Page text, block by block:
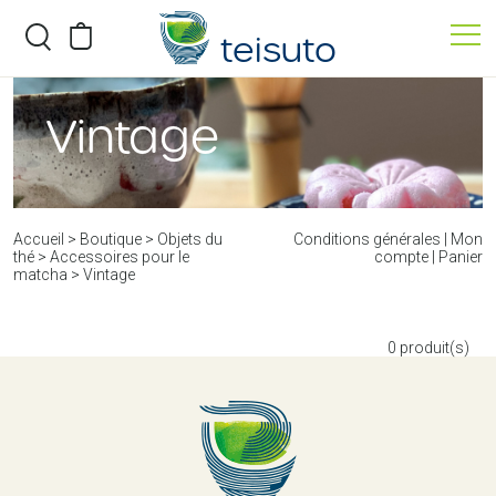
teisuto
BOUTIQUE
ATELIERS
QUI SOMMES-NOUS ?
Vintage
Accueil > Boutique > Objets du
thé > Accessoires pour le
matcha > Vintage
Conditions générales
Mon
compte
Panier
0 produit(s)